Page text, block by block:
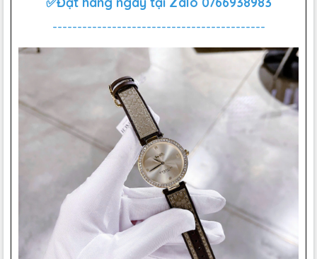
-------------------------------------------